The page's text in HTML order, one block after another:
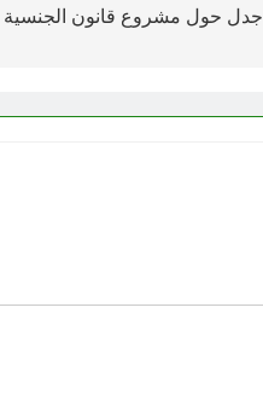
جدل حول مشروع قانون الجنسية